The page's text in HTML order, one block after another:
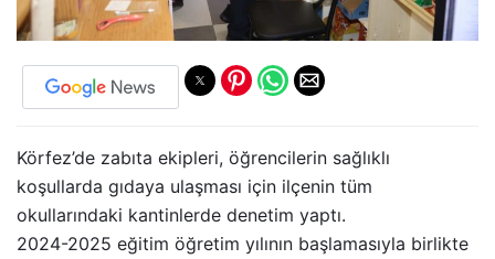
Körfez’de zabıta ekipleri, öğrencilerin sağlıklı
koşullarda gıdaya ulaşması için ilçenin tüm
okullarındaki kantinlerde denetim yaptı.
2024-2025 eğitim öğretim yılının başlamasıyla birlikte